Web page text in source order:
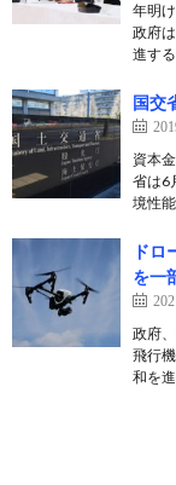
年明
政府
進す
国交
資本
省は6
境性
ドロ
を一
政府
飛行
和を